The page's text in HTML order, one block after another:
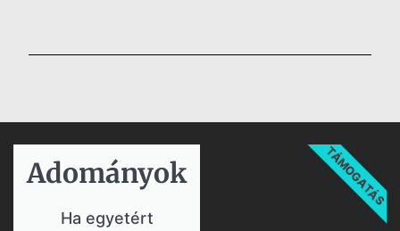
Adományok​
Ha egyetért
TÁMOGATÁS